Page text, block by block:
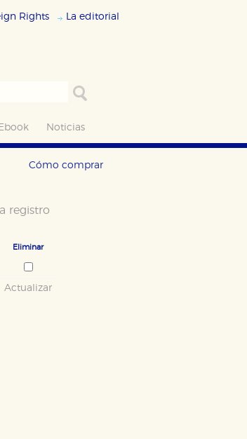
Rights La editorial
Ebook Noticias
Cómo comprar
a registro
Eliminar
Actualizar